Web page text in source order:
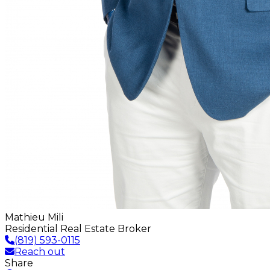
Mathieu Mili
Residential Real Estate Broker
(819) 593-0115
Reach out
Share